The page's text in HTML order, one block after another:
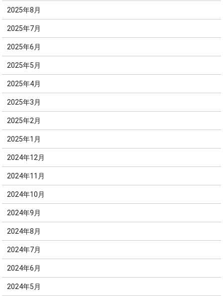
2025年8月
2025年7月
2025年6月
2025年5月
2025年4月
2025年3月
2025年2月
2025年1月
2024年12月
2024年11月
2024年10月
2024年9月
2024年8月
2024年7月
2024年6月
2024年5月